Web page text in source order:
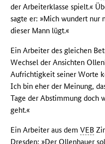
der Arbeiterklasse spielt.«
sagte er: »Mich wundert
dieser Mann lügt.«
Ein Arbeiter des gleichen
Wechsel der Ansichten
Aufrichtigkeit seiner Worte
Ich bin eher der Meinung,
Tage der Abstimmung doch
geht.«
Ein Arbeiter aus demVEB
Dresden: »Der Ollenhauer